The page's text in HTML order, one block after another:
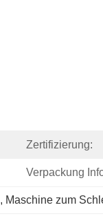
Zertifizierung:
Verpackung
, Maschine zum